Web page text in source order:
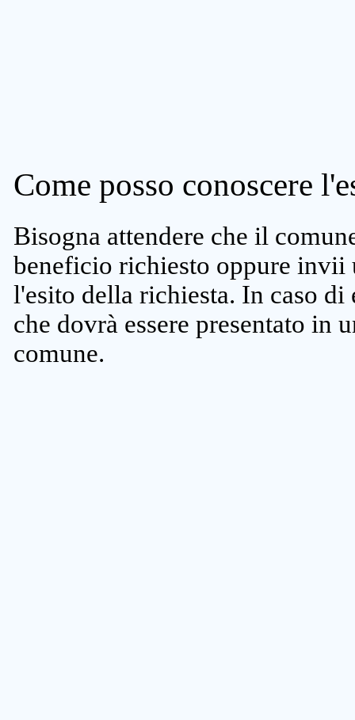
Come posso conoscere
Bisogna attendere che il
beneficio richiesto oppure invii
l'esito della richiesta. In caso
che dovrà essere presentato in
comune.